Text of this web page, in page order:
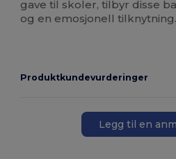
gave til skoler, tilbyr disse
og en emosjonell tilknytning.
Produktkundevurderinger
Legg til en